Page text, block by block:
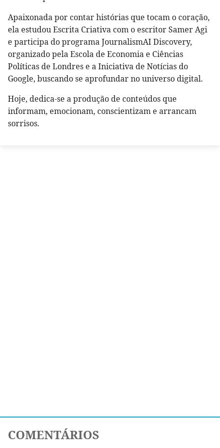
Apaixonada por contar histórias que tocam o coração,
ela estudou Escrita Criativa com o escritor Samer Agi
e participa do programa JournalismAI Discovery,
organizado pela Escola de Economia e Ciências
Políticas de Londres e a Iniciativa de Notícias do
Google, buscando se aprofundar no universo digital.
Hoje, dedica-se a produção de conteúdos que
informam, emocionam, conscientizam e arrancam
sorrisos.
COMENTÁRIOS